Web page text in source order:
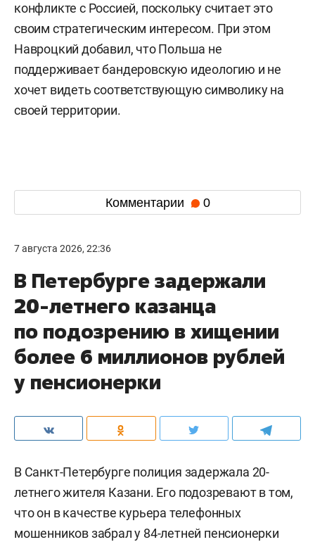
конфликте с Россией, поскольку считает это
своим стратегическим интересом. При этом
Навроцкий добавил, что Польша не
поддерживает бандеровскую идеологию и не
хочет видеть соответствующую символику на
своей территории.
Комментарии 0
7 августа 2026, 22:36
В Петербурге задержали
20-летнего казанца
по подозрению в хищении
более 6 миллионов рублей
у пенсионерки
В Санкт-Петербурге полиция задержала 20-
летнего жителя Казани. Его подозревают в том,
что он в качестве курьера телефонных
мошенников забрал у 84-летней пенсионерки